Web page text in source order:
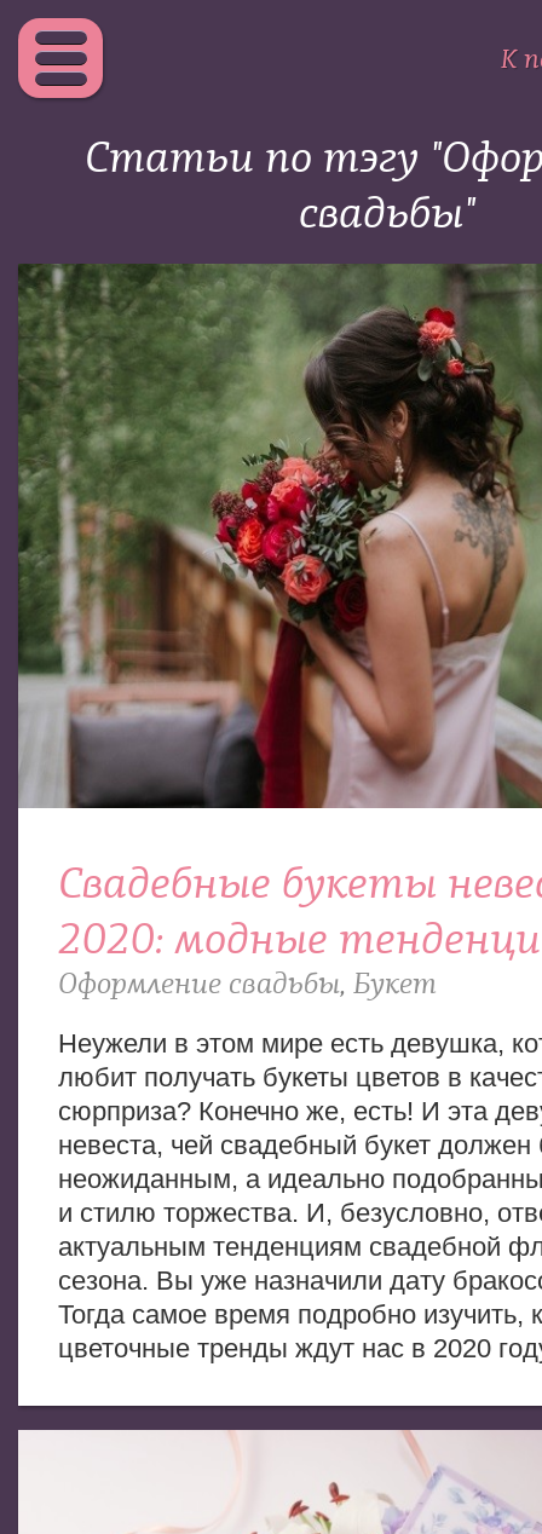
К
Статьи по тэгу
свадьбы"
Свадебные букеты
2020: модные
Оформление свадьбы, Букет
Неужели в этом мире есть девушка,
любит получать букеты цветов в
сюрприза? Конечно же, есть! И эта
невеста, чей свадебный букет должен
неожиданным, а идеально
и стилю торжества. И, безусловно,
актуальным тенденциям свадебной
сезона. Вы уже назначили дату
Тогда самое время подробно изучить,
цветочные тренды ждут нас в 2020